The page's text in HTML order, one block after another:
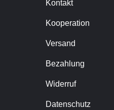
Kontakt
Kooperation
Versand
Bezahlung
Widerruf
Datenschutz